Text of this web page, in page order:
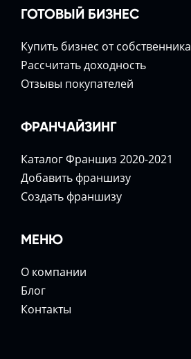
ГОТОВЫЙ БИЗНЕС
Купить бизнес от собственника
Расcчитать доходность
Отзывы покупателей
ФРАНЧАЙЗИНГ
Каталог Франшиз 2020-2021
Добавить франшизу
Создать франшизу
МЕНЮ
О компании
Блог
Контакты